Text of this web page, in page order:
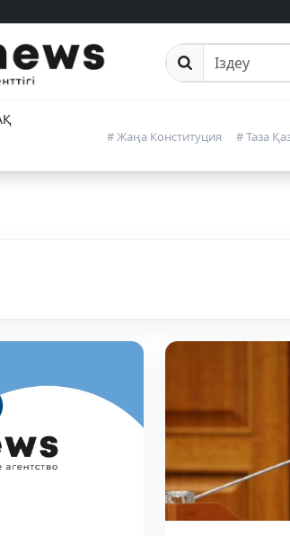
Сайттан іздеу
# Жаңа Конституция # Таза